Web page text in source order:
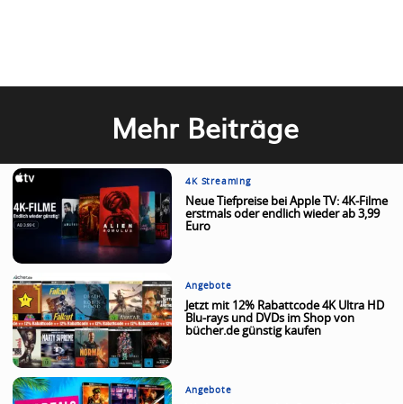
Mehr Beiträge
4K Streaming
Neue Tiefpreise bei Apple TV: 4K-Filme
erstmals oder endlich wieder ab 3,99
Euro
Angebote
Jetzt mit 12% Rabattcode 4K Ultra HD
Blu-rays und DVDs im Shop von
bücher.de günstig kaufen
Angebote